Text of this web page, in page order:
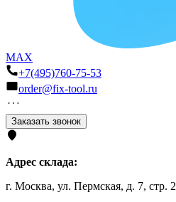
MAX
+7(495)760-75-53
order@fix-tool.ru
Заказать звонок
Адрес склада:
г. Москва, ул. Пермская, д. 7, стр. 2